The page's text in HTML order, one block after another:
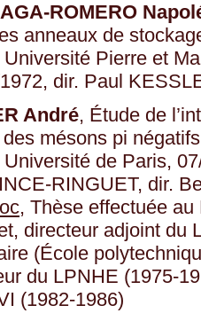
ROMERO
anneaux de
Université Pierre et
dir. Paul
André, Étude de
mésons pi
Université de Paris,
RINGUET, dir.
, Thèse effectuée
directeur adjoint du
(École
du LPNHE (1975-
(1982-1986)